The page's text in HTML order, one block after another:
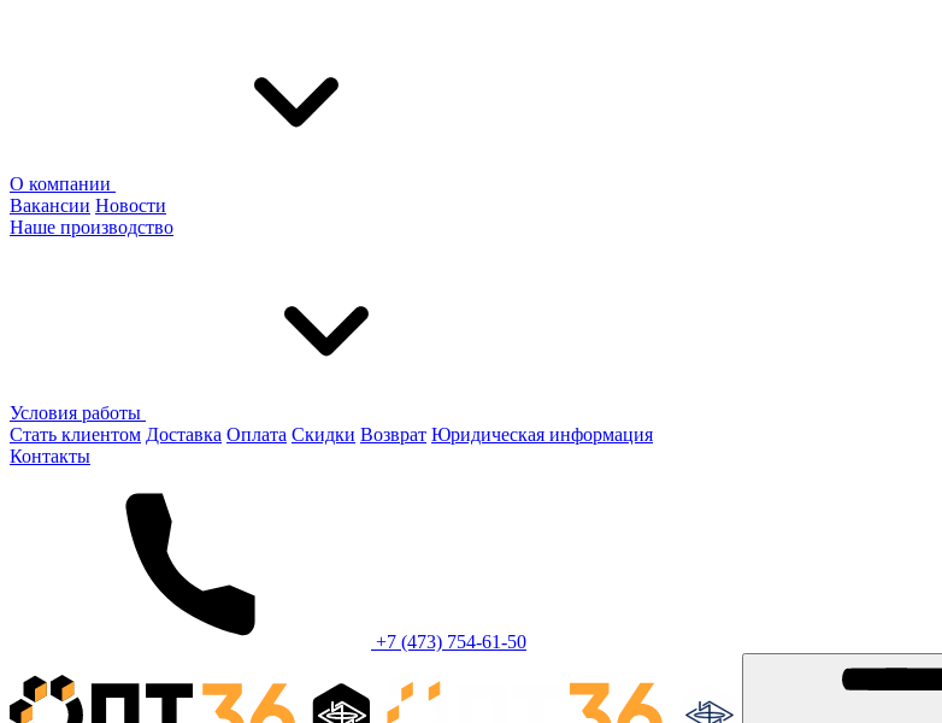
О компании
Вакансии Новости
Наше производство
Условия работы
Стать клиентом Доставка Оплата Скидки Возврат Юридическая информация
Контакты
+7 (473) 754-61-50